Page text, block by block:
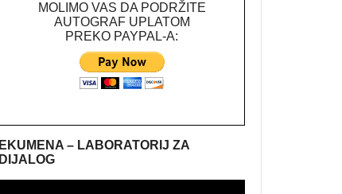
MOLIMO VAS DA PODRŽITE
AUTOGRAF UPLATOM
PREKO PAYPAL-A:
EKUMENA – LABORATORIJ ZA
DIJALOG